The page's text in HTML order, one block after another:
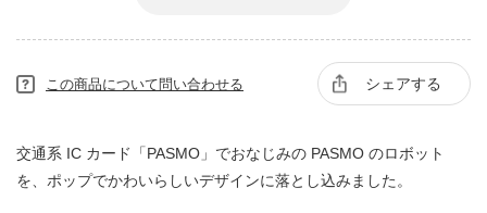
この商品について問い合わせる シェアする
交通系 IC カード「PASMO」でおなじみの PASMO のロボット
を、ポップでかわいらしいデザインに落とし込みました。